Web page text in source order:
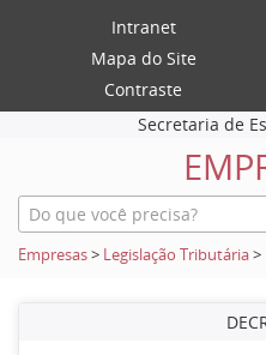
Intranet
Mapa do Site
Contraste
Secretaria de
Empresas> Legislação Tributária>